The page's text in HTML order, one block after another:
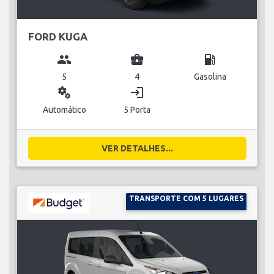
FORD KUGA
group
5
business_center
4
local_gas_station
Gasolina
miscellaneous_services
Automático
login
5 Porta
VER DETALHES...
TRANSPORTE COM 5 LUGARES